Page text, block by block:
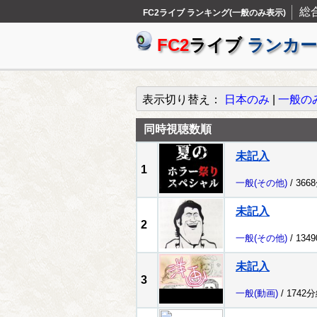
FC2ライブ ランキング(一般のみ表示) 総
FC2ライブ ランカー
表示切り替え： 日本のみ 一般の
同時視聴数順
1
未記入
一般(その他) /
2
未記入
一般(その他) /
3
未記入
一般(動画) / 1742